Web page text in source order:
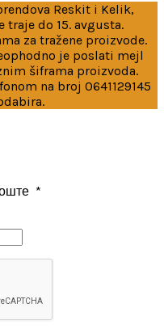
Reskit i Kelik,
traje do 15. avgusta.
za tražene proizvode.
je poslati mejl
šiframa proizvoda.
na broj 0641129145
*